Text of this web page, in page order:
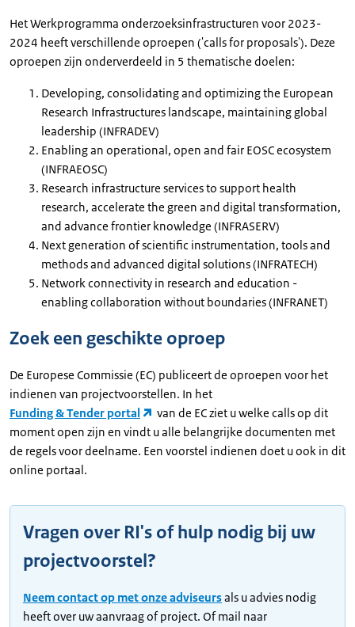
Het Werkprogramma onderzoeksinfrastructuren voor 2023-
2024 heeft verschillende oproepen ('calls for proposals'). Deze
oproepen zijn onderverdeeld in 5 thematische doelen:
Developing, consolidating and optimizing the European
Research Infrastructures landscape, maintaining global
leadership (INFRADEV)
Enabling an operational, open and fair EOSC ecosystem
(INFRAEOSC)
Research infrastructure services to support health
research, accelerate the green and digital transformation,
and advance frontier knowledge (INFRASERV)
Next generation of scientific instrumentation, tools and
methods and advanced digital solutions (INFRATECH)
Network connectivity in research and education -
enabling collaboration without boundaries (INFRANET)
Zoek een geschikte oproep
De Europese Commissie (EC) publiceert de oproepen voor het
indienen van projectvoorstellen. In het
Funding & Tender portal
van de EC ziet u welke calls op dit
moment open zijn en vindt u alle belangrijke documenten met
de regels voor deelname. Een voorstel indienen doet u ook in dit
online portaal.
Vragen over RI's of hulp nodig bij uw
projectvoorstel?
Neem contact op met onze adviseursals u advies nodig
heeft over uw aanvraag of project. Of mail naar